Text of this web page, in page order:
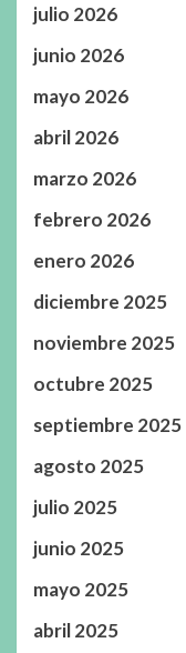
julio 2026
junio 2026
mayo 2026
abril 2026
marzo 2026
febrero 2026
enero 2026
diciembre 2025
noviembre 2025
octubre 2025
septiembre 2025
agosto 2025
julio 2025
junio 2025
mayo 2025
abril 2025